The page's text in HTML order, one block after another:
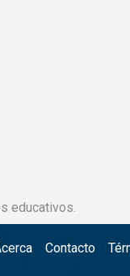
educativos.
Contacto